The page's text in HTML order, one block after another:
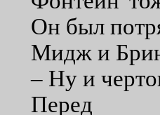
Он был
Мидж и
– Ну и